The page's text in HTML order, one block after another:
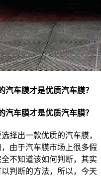
车膜才是优质汽车膜？
车膜才是优质汽车膜？
择出一款优质的汽车膜，
由于汽车膜市场上很多假
不知道该如何判断，其实
判断的方法，所以，今天